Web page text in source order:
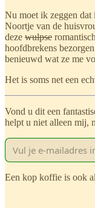
Nu moet ik zeggen dat
Noortje van de
deze wulpse
hoofdbrekens
benieuwd wat ze me
Het is soms net een
Vond u dit een
helpt u niet alleen mij,
Een kop koffie is ook